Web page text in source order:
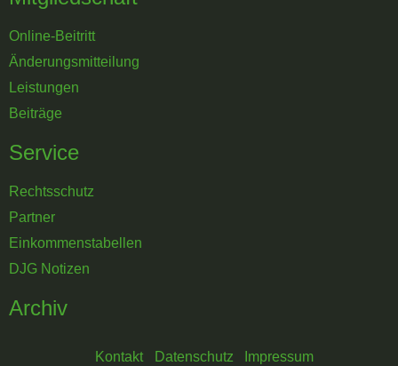
Online-Beitritt
Änderungsmitteilung
Leistungen
Beiträge
Service
Rechtsschutz
Partner
Einkommenstabellen
DJG Notizen
Archiv
Kontakt Datenschutz Impressum